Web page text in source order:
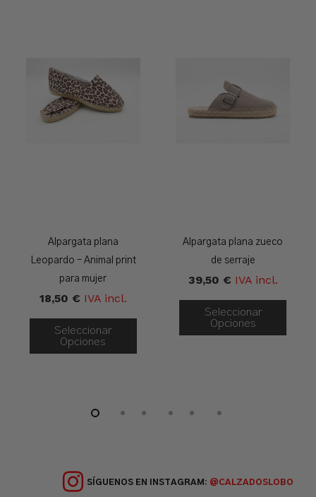
Alpargata plana
Leopardo – Animal print
para mujer
18,50 € IVA incl.
Seleccionar
Opciones
Alpargata plana zueco
de serraje
39,50 € IVA incl.
Seleccionar
Opciones
SÍGUENOS EN INSTAGRAM: @CALZADOSLOBO